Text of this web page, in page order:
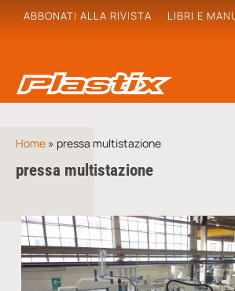
ABBONATI ALLA RIVISTA LIBRI E
Home » pressa multistazione
pressa multistazione